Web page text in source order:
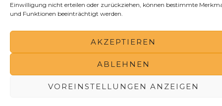
Einwilligung nicht erteilen oder zurückziehen, können bestimmte
und Funktionen beeinträchtigt werden.
AKZEPTIEREN
ABLEHNEN
VOREINSTELLUNGEN ANZEIGEN